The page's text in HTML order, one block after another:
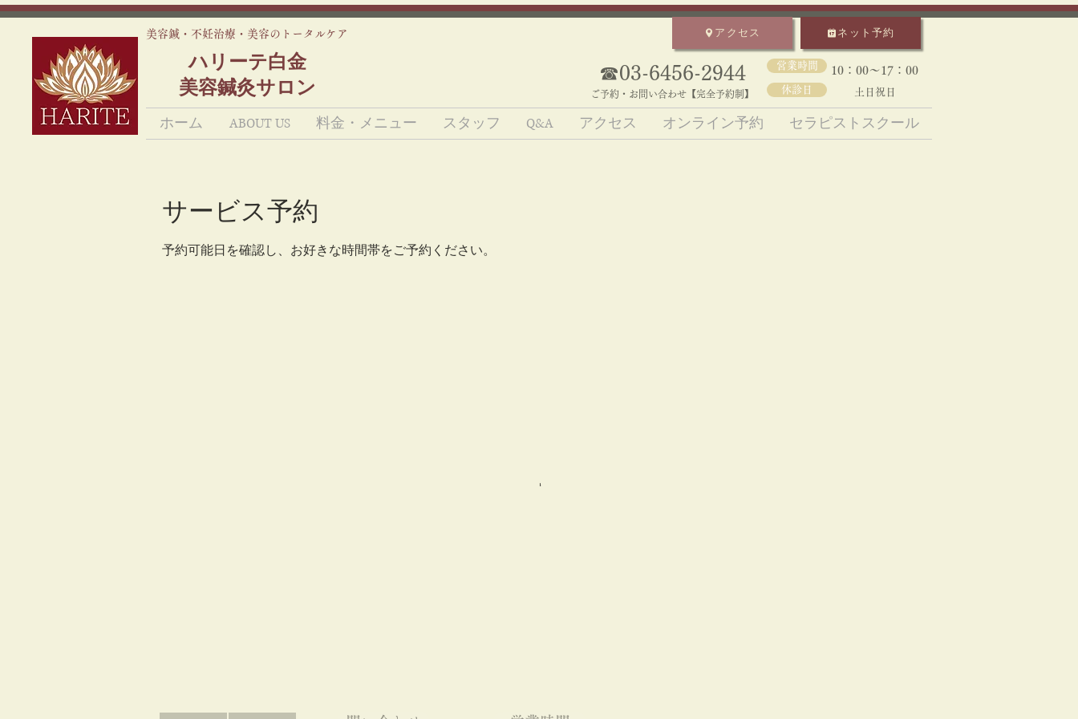
美容鍼・不妊治療・美容のトータルケア
ハリーテ白金
美容鍼灸サロン
アクセス ネット予約
☎​03-6456-2944
ご予約・お問い合わせ【完全予約制】
営業時間
休診日
10：00～17：00​
土日祝日
ホーム ABOUT US 料金・メニュー スタッフ Q&A アクセス オンライン予約 セラピストスクール
サービス予約
予約可能日を確認し、お好きな時間帯をご予約ください。